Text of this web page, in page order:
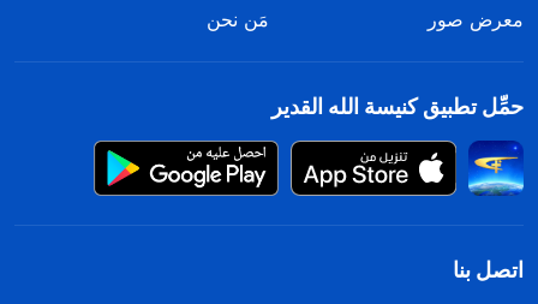
معرض صور
مَن نحن
حمِّل تطبيق كنيسة الله القدير
اتصل بنا